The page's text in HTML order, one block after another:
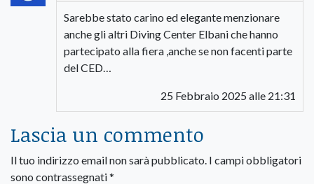
Sarebbe stato carino ed elegante menzionare
anche gli altri Diving Center Elbani che hanno
partecipato alla fiera ,anche se non facenti parte
del CED…
25 Febbraio 2025 alle 21:31
Lascia un commento
Il tuo indirizzo email non sarà pubblicato. I campi obbligatori
sono contrassegnati*